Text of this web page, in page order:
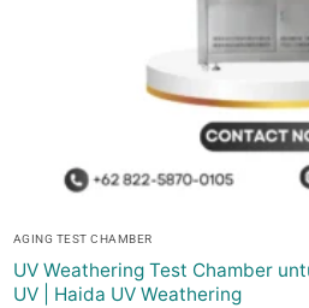
AGING TEST CHAMBER
UV Weathering Test Chamber
UV | Haida UV Weathering